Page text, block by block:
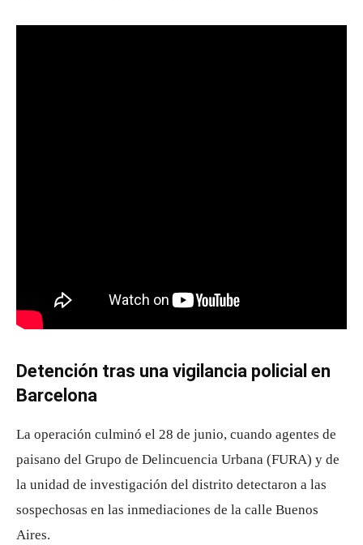
Detención tras una vigilancia policial en
Barcelona
La operación culminó el 28 de junio, cuando agentes de
paisano del Grupo de Delincuencia Urbana (FURA) y de
la unidad de investigación del distrito detectaron a las
sospechosas en las inmediaciones de la calle Buenos
Aires.